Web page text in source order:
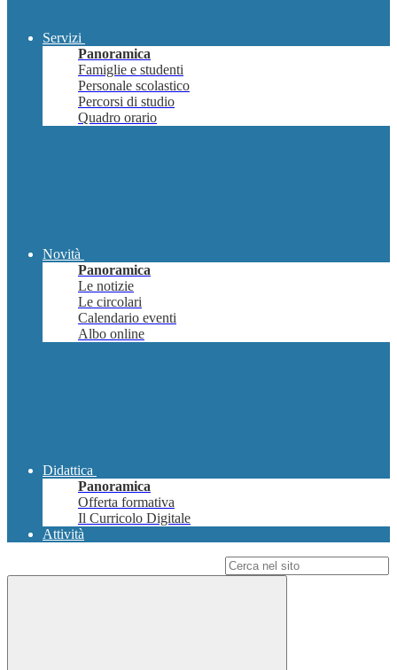
Servizi
Panoramica
Famiglie e studenti
Personale scolastico
Percorsi di studio
Quadro orario
Novità
Panoramica
Le notizie
Le circolari
Calendario eventi
Albo online
Didattica
Panoramica
Offerta formativa
Il Curricolo Digitale
Attività